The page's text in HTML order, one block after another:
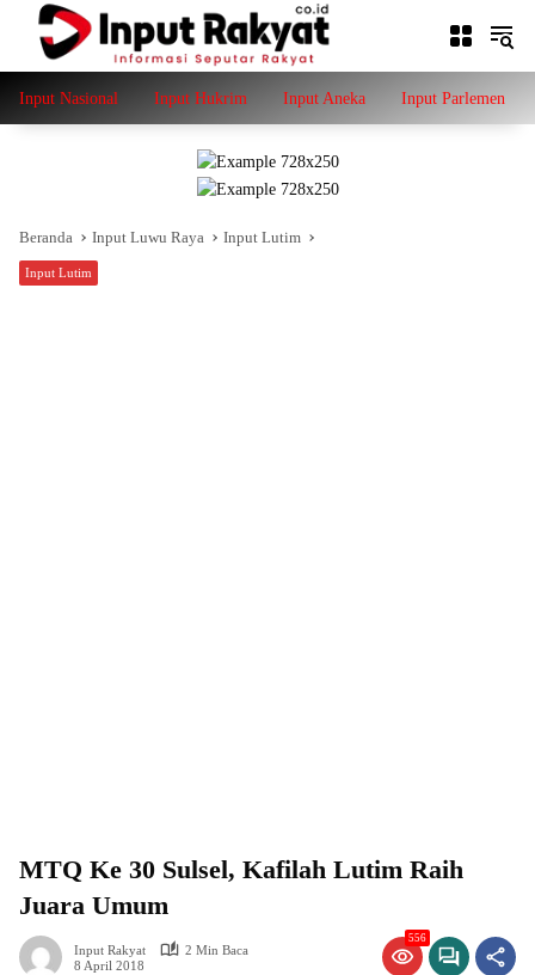
Langsung
Input Nasional Input Hukrim Input Aneka Input Parlemen
Beranda Input Luwu Raya Input Lutim
Input Lutim
MTQ Ke 30 Sulsel, Kafilah Lutim Raih
Juara Umum
Input Rakyat
2 Min Baca
8 April 2018
556